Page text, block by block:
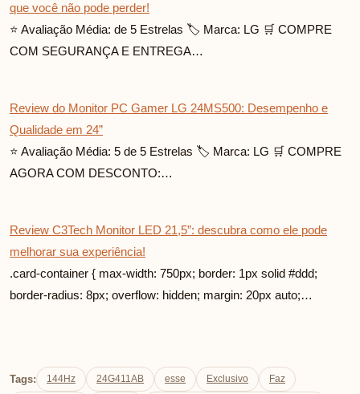
que você não pode perder!
⭐ Avaliação Média: de 5 Estrelas 🏷️ Marca: LG 🛒 COMPRE
COM SEGURANÇA E ENTREGA…
Review do Monitor PC Gamer LG 24MS500: Desempenho e
Qualidade em 24”
⭐ Avaliação Média: 5 de 5 Estrelas 🏷️ Marca: LG 🛒 COMPRE
AGORA COM DESCONTO:…
Review C3Tech Monitor LED 21,5”: descubra como ele pode
melhorar sua experiência!
.card-container { max-width: 750px; border: 1px solid #ddd;
border-radius: 8px; overflow: hidden; margin: 20px auto;…
Tags: 144Hz 24G411AB esse Exclusivo Faz